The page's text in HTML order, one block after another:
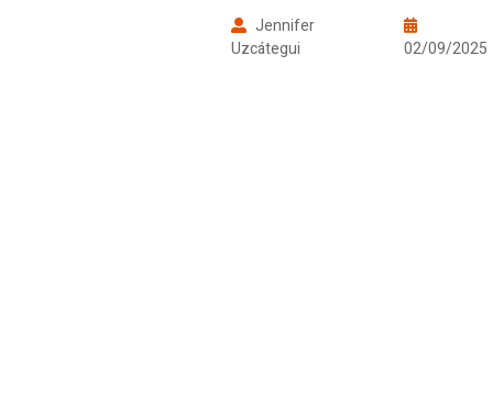
Uzcátegui
03/09/2025